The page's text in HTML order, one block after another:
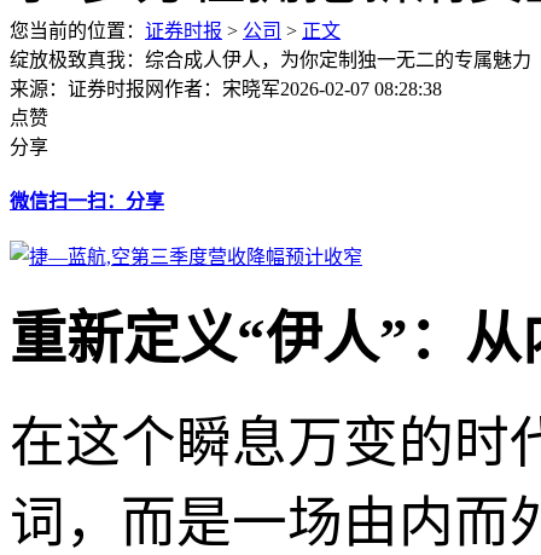
您当前的位置： 证券时报 > 公司 > 正文
绽放极致真我：综合成人伊人，为你定制独一无二的专属魅力
来源：证券时报网作者：宋晓军2026-02-07 08:28:38
点赞
分享
微信扫一扫：分享
重新定义“伊人”：
在这个瞬息万变的时
词，而是一场由内而